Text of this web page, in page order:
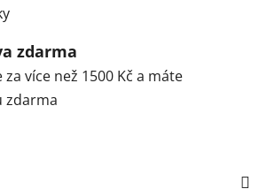
zdarma
za více než 1500 Kč a máte
zdarma